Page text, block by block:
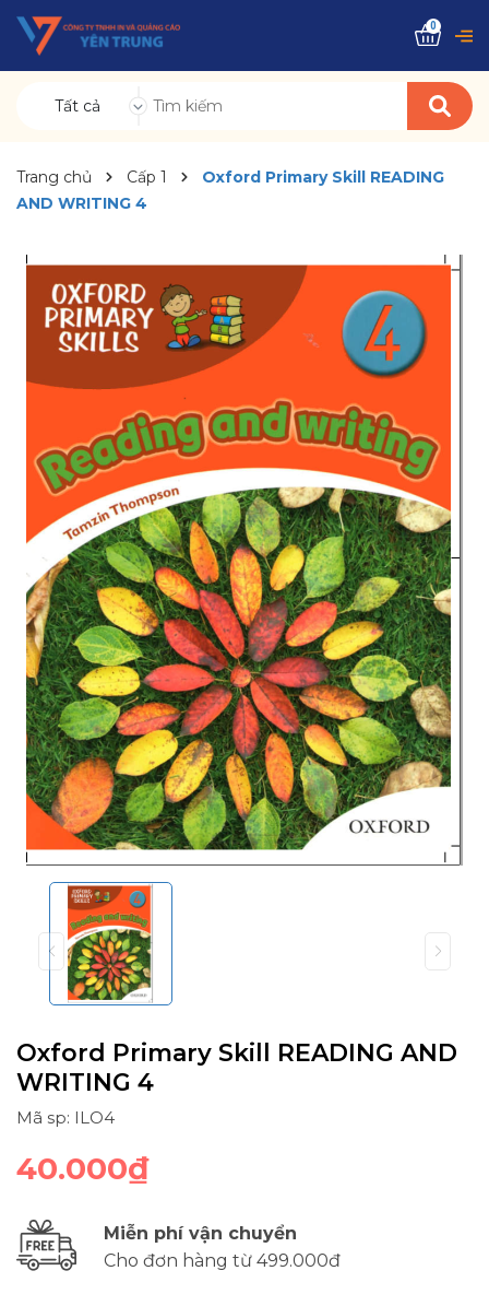
Tất cả
0
Trang chủ Cấp 1
Oxford Primary Skill READING
AND WRITING 4
Oxford Primary Skill READING AND
WRITING 4
Mã sp: ILO4
40.000₫
Miễn phí vận chuyển
Cho đơn hàng từ 499.000đ